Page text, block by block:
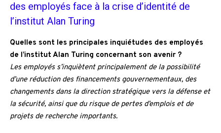
des employés face à la crise d’identité de
l’institut Alan Turing
Quelles sont les principales inquiétudes des employés
de l’institut Alan Turing concernant son avenir ?
Les employés s’inquiètent principalement de la possibilité
d’une réduction des financements gouvernementaux, des
changements dans la direction stratégique vers la défense et
la sécurité, ainsi que du risque de pertes d’emplois et de
projets de recherche importants.